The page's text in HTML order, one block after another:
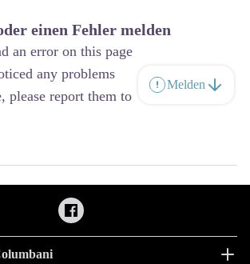
einen Fehler melden
an error on this page
any problems
please report them to
Melden